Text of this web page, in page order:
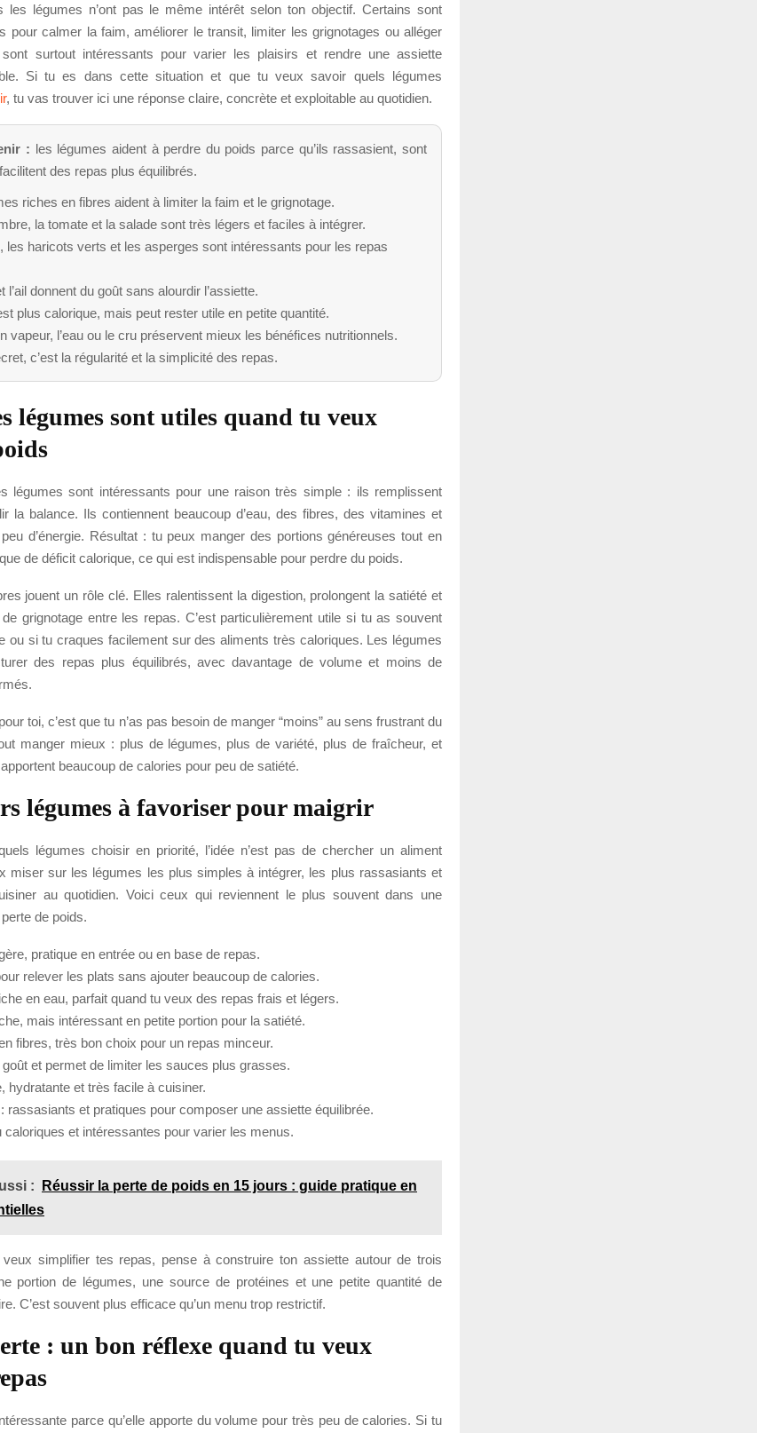
les légumes n’ont pas le même intérêt selon ton objectif. Certains sont
pour calmer la faim, améliorer le transit, limiter les grignotages ou alléger
sont surtout intéressants pour varier les plaisirs et rendre une assiette
Si tu es dans cette situation et que tu veux savoir quels légumes
, tu vas trouver ici une réponse claire, concrète et exploitable au quotidien.
: les légumes aident à perdre du poids parce qu’ils rassasient, sont
des repas plus équilibrés.
riches en fibres aident à limiter la faim et le grignotage.
la tomate et la salade sont très légers et faciles à intégrer.
les haricots verts et les asperges sont intéressants pour les repas
l’ail donnent du goût sans alourdir l’assiette.
plus calorique, mais peut rester utile en petite quantité.
vapeur, l’eau ou le cru préservent mieux les bénéfices nutritionnels.
c’est la régularité et la simplicité des repas.
légumes sont utiles quand tu veux
légumes sont intéressants pour une raison très simple : ils remplissent
la balance. Ils contiennent beaucoup d’eau, des fibres, des vitamines et
d’énergie. Résultat : tu peux manger des portions généreuses tout en
de déficit calorique, ce qui est indispensable pour perdre du poids.
jouent un rôle clé. Elles ralentissent la digestion, prolongent la satiété et
grignotage entre les repas. C’est particulièrement utile si tu as souvent
ou si tu craques facilement sur des aliments très caloriques. Les légumes
des repas plus équilibrés, avec davantage de volume et moins de
toi, c’est que tu n’as pas besoin de manger “moins” au sens frustrant du
manger mieux : plus de légumes, plus de variété, plus de fraîcheur, et
beaucoup de calories pour peu de satiété.
légumes à favoriser pour maigrir
légumes choisir en priorité, l’idée n’est pas de chercher un aliment
miser sur les légumes les plus simples à intégrer, les plus rassasiants et
au quotidien. Voici ceux qui reviennent le plus souvent dans une
de poids.
pratique en entrée ou en base de repas.
relever les plats sans ajouter beaucoup de calories.
en eau, parfait quand tu veux des repas frais et légers.
mais intéressant en petite portion pour la satiété.
fibres, très bon choix pour un repas minceur.
goût et permet de limiter les sauces plus grasses.
hydratante et très facile à cuisiner.
: rassasiants et pratiques pour composer une assiette équilibrée.
caloriques et intéressantes pour varier les menus.
:
Réussir la perte de poids en 15 jours : guide pratique en
simplifier tes repas, pense à construire ton assiette autour de trois
portion de légumes, une source de protéines et une petite quantité de
C’est souvent plus efficace qu’un menu trop restrictif.
: un bon réflexe quand tu veux
parce qu’elle apporte du volume pour très peu de calories. Si tu